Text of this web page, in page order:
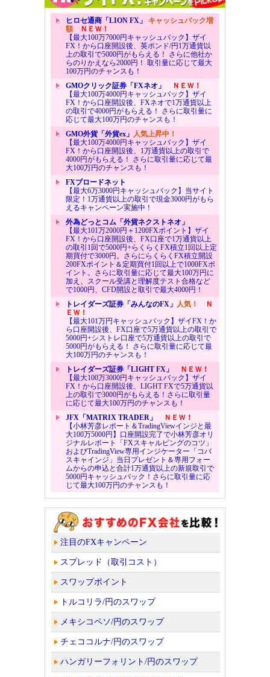
ヒロセ通商「LION FX」 キャッシュバック増
額ＮＥＷ！
【最大100万7000円キャッシュバック】ザイ
FX！から口座開設後、英ポンド/円1万通貨以
上の取引で5000円がもらえる！ さらに他社か
らのりかえなら2000円！ 取引量に応じて最大
100万円のチャンスも！
GMOクリック証券「FXネオ」
ＮＥＷ！
【最大100万4000円キャッシュバック】ザイ
FX！から口座開設後、FXネオで1万通貨以上
の取引で4000円がもらえる！ さらに取引量に
応じて最大100万円のチャンスも！
GMO外貨「外貨ex」 人気上昇中！
【最大100万4000円キャッシュバック】ザイ
FX！から口座開設後、1万通貨以上の取引で
4000円がもらえる！ さらに取引量に応じて最
大100万円のチャンスも！
FXブロードネット
【最大6万3000円キャッシュバック】当サイト
限定！1万通貨以上の取引で現金3000円がもら
えるキャンペーン実施中！
外為どっとコム「外貨ネクストネオ」
【最大101万2000円＋1200FXポイント】ザイ
FX！から口座開設後、FX口座で1万通貨以上
の取引1回で5000円+らくらくFX積立1回以上定
期買付で3000円。さらにらくらくFX積立開設
200FXポイント＆定期買付1回以上で1000FXポ
イント。さらに取引量に応じて最大100万円に
加え、スクール受講と理解度テスト合格など
で1000円、CFD開設と取引で最大4000円！
トレイダーズ証券「みんなのFX」 人気！
Ｎ
ＥＷ！
【最大101万円キャッシュバック】ザイFX！か
ら口座開設後、FX口座で5万通貨以上の取引で
5000円+シストレ口座で5万通貨以上の取引で
5000円がもらえる！ さらに取引量に応じて最
大100万円のチャンスも！
トレイダーズ証券「LIGHT FX」
ＮＥＷ！
【最大100万3000円キャッシュバック】ザイ
FX！から口座開設後、LIGHT FXで5万通貨以
上の取引で3000円がもらえる！さらに取引量
に応じて最大100万円のチャンスも！
JFX「MATRIX TRADER」
ＮＥＷ！
【小林芳彦レポート＆TradingViewインジと最
大100万5000円】口座開設完了で小林芳彦オリ
ジナルレポート「FXスキャルピングのコツ」
およびTradingView専用インジケーター「コバ
スキャインジ」当日プレゼント＆専用フォー
ムからの申込と合計1万通貨以上の新規取引で
5000円キャッシュバック！さらに取引量に応
じて最大100万円のチャンスも！
注目のFXキャンペーン
スプレッド（取引コスト）
スワップポイント
トルコリラ/円のスワップ
メキシコペソ/円のスワップ
チェココルナ/円のスワップ
ハンガリーフォリント/円のスワップ